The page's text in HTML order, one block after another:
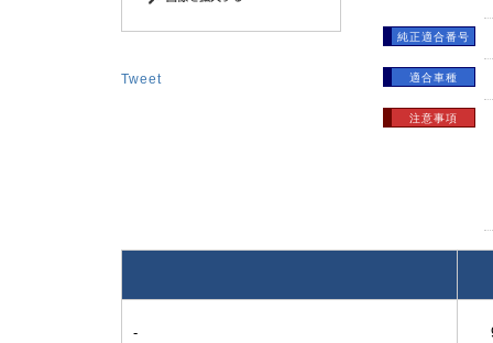
Tweet
純正適合番号
適合車種
注意事項
-